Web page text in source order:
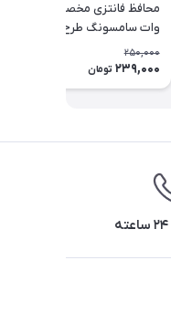
وات سامسونگ طرح کیتی
250,000
239,000 تومان